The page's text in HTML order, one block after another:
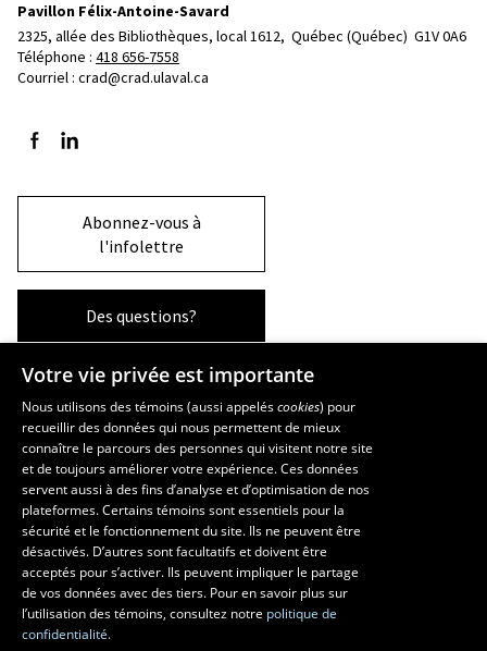
Pavillon Félix-Antoine-Savard
2325, allée des Bibliothèques, local 1612, Québec (Québec)  G1V 0A6
Téléphone : 418 656-7558
Courriel : crad@crad.ulaval.ca
Suivez-nous sur Facebook
Suivez-nous sur LinkedIn
Abonnez-vous à
l'infolettre
Des questions?
La Faculté et ses écoles
Faculté d’aménagement, d’architecture, d’art et de design
École d’art
École supérieure d’aménagement du territoire et de développement
régional
École d’architecture
École de design
Votre vie privée est importante
Nous utilisons des témoins (aussi appeléscookies) pour
recueillir des données qui nous permettent de mieux
connaître le parcours des personnes qui visitent notre site
et de toujours améliorer votre expérience. Ces données
servent aussi à des fins d’analyse et d’optimisation de nos
plateformes. Certains témoins sont essentiels pour la
sécurité et le fonctionnement du site. Ils ne peuvent être
désactivés. D’autres sont facultatifs et doivent être
acceptés pour s’activer. Ils peuvent impliquer le partage
de vos données avec des tiers. Pour en savoir plus sur
l’utilisation des témoins, consultez notre politique de
confidentialité.